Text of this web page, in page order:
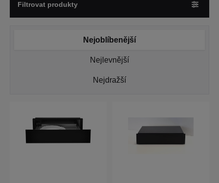
Filtrovat produkty
Nejoblíbenější
Nejlevnější
Nejdražší